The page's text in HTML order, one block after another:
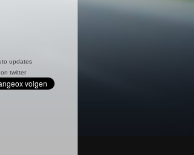
updates
on twitter